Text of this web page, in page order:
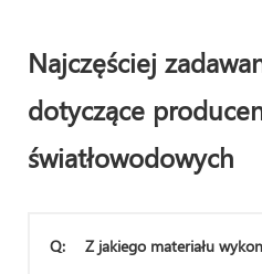
Najczęściej
dotyczące
światłowodowych
Q:
Z jakiego materiału